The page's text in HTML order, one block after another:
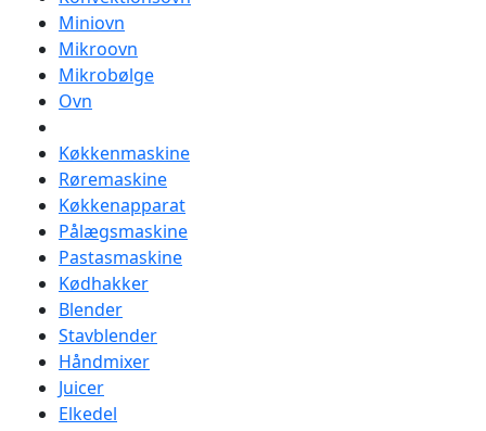
Miniovn
Mikroovn
Mikrobølge
Ovn
Køkkenmaskine
Røremaskine
Køkkenapparat
Pålægsmaskine
Pastasmaskine
Kødhakker
Blender
Stavblender
Håndmixer
Juicer
Elkedel